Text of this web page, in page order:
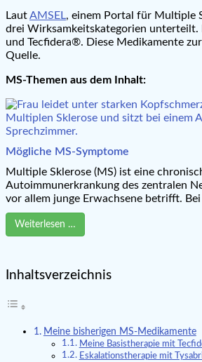
LautAMSEL, einem Portal für Multiple
drei Wirksamkeitskategorien unterteilt.
und Tecfidera®. Diese Medikamente
Quelle.
MS-Themen aus dem Inhalt:
Mögliche MS-Symptome
Multiple Sklerose (MS) ist eine
Autoimmunerkrankung des zentralen
vor allem junge Erwachsene betrifft.
Weiterlesen …
Inhaltsverzeichnis
Meine bisherigen MS-Medikamente
Meine Basistherapie mit
Eskalationstherapie mit